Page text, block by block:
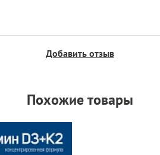
Добавить отзыв
Похожие товары